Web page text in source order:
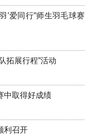
’爱同行”师生羽毛球赛
拓展行程”活动
中取得好成绩
利召开